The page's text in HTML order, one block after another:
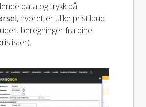
data og trykk på
, hvoretter ulike pristilbud
beregninger fra dine